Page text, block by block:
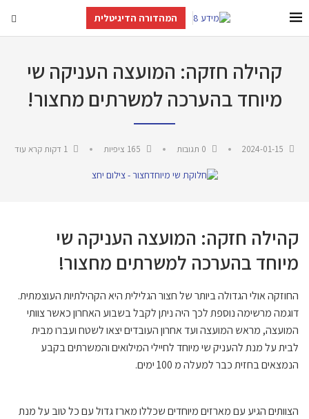
המהדורה הדיגיטלית
קהילה חזקה: המועצה העניקה שי
מיוחד בהערכה למשרתים מחצור!
2024-01-15
165 ציפיות
קהילה חזקה: המועצה העניקה שי
מיוחד בהערכה למשרתים מחצור!
החוזקה אולי הגדולה ביותר של חצור הגלילית היא הקהילתיות העוצמתית.
דוגמה מרשימה נוספת לכך היה ניתן לקבל בשבוע האחרון כאשר צוותי
המועצה, מראש המועצה ועד אחרון העובדים יצאו לשטח ועברו מבית
לבית על מנת להעניק שי מיוחד לחיילי המילואים והמשרתים בקבע
הנמצאים בחזית כבר למעלה מ 100 ימים.
הצוותים הגיע עם מארזים מיוחדים שכללו מארז גדול עם כל טוב על מנת